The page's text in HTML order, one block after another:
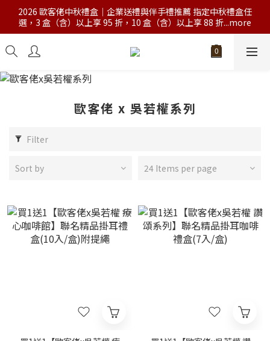
2026 歐客佬中秋禮盒｜企業送禮與伴手禮推薦 指定中秋禮盒任
選，3 盒（含）以上享 95 折，10 盒（含）以上享 88 折...more
歐客佬 x 吳若權系列
Filter
Sort by 24 Items per page